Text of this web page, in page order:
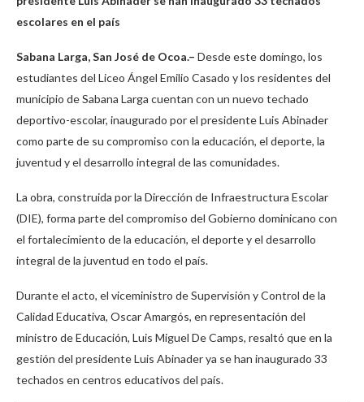
escolares en el país
Sabana Larga, San José de Ocoa.– Desde este domingo, los
estudiantes del Liceo Ángel Emilio Casado y los residentes del
municipio de Sabana Larga cuentan con un nuevo techado
deportivo-escolar, inaugurado por el presidente Luis Abinader
como parte de su compromiso con la educación, el deporte, la
juventud y el desarrollo integral de las comunidades.
La obra, construida por la Dirección de Infraestructura Escolar
(DIE), forma parte del compromiso del Gobierno dominicano con
el fortalecimiento de la educación, el deporte y el desarrollo
integral de la juventud en todo el país.
Durante el acto, el viceministro de Supervisión y Control de la
Calidad Educativa, Oscar Amargós, en representación del
ministro de Educación, Luis Miguel De Camps, resaltó que en la
gestión del presidente Luis Abinader ya se han inaugurado 33
techados en centros educativos del país.